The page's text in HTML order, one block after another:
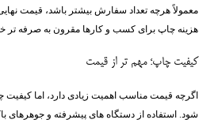
معمولاً هرچه تعداد سفارش بیشتر باشد، قیمت
هزینه چاپ برای کسب ‌و کارها مقرون ‌به‌ صرفه ‌تر
کیفیت چاپ؛ مهم‌ تر از قیمت
اگرچه قیمت مناسب اهمیت زیادی دارد، اما کیفیت
شود. استفاده از دستگاه ‌های پیشرفته و جوهرهای